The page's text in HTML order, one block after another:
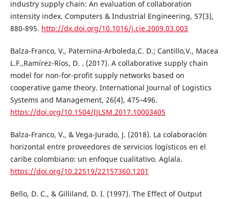
industry supply chain: An evaluation of collaboration
intensity index. Computers & Industrial Engineering, 57(3),
880-895. http://dx.doi.org/10.1016/j.cie.2009.03.003
Balza-Franco, V., Paternina-Arboleda,C. D.; Cantillo,V., Macea
L.F.,Ramírez-Ríos, D. . (2017). A collaborative supply chain
model for non-for-profit supply networks based on
cooperative game theory. International Journal of Logistics
Systems and Management, 26(4), 475–496.
https://doi.org/10.1504/IJLSM.2017.10003405
Balza-Franco, V., & Vega-Jurado, J. (2018). La colaboración
horizontal entre proveedores de servicios logísticos en el
caribe colombiano: un enfoque cualitativo. Aglala.
https://doi.org/10.22519/22157360.1201
Bello, D. C., & Gilliland, D. I. (1997). The Effect of Output